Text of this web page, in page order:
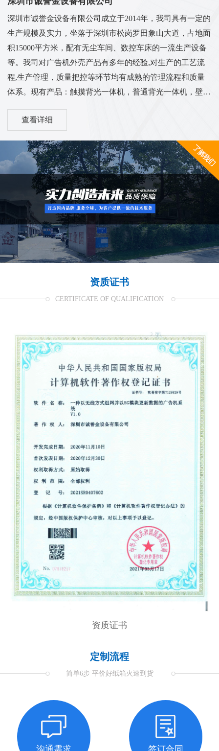
深圳市诚誉金设备有限公司成立于2014年，我司具有一定的
生产规模及实力，坐落于深圳市松岗罗田象山大道，占地面
积15000平方米，配有无尘车间、数控车床的一流生产设备
等。我司对广告机外壳产品有多年的经验,对生产的工艺流
程,生产管理，质量把控等环节均有成熟的管理流程和质量
体系。现有产品：触摸背光一体机，普通背光一体机，壁挂
广告机，机壳套料等多系列外壳...
查看详细
资质证书
CERTIFICATE OF QUALIFICATION
资质证书
定制流程
简单6步 平价好纸箱火速到货